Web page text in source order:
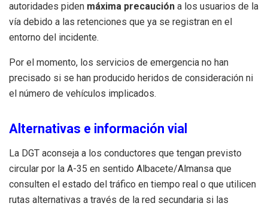
autoridades piden máxima precaución a los usuarios de la
vía debido a las retenciones que ya se registran en el
entorno del incidente.
Por el momento, los servicios de emergencia no han
precisado si se han producido heridos de consideración ni
el número de vehículos implicados.
Alternativas e información vial
La DGT aconseja a los conductores que tengan previsto
circular por la A-35 en sentido Albacete/Almansa que
consulten el estado del tráfico en tiempo real o que utilicen
rutas alternativas a través de la red secundaria si las